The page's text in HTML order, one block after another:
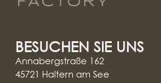
BESUCHEN SIE UNS
Annabergstraße 162
45721 Haltern am See